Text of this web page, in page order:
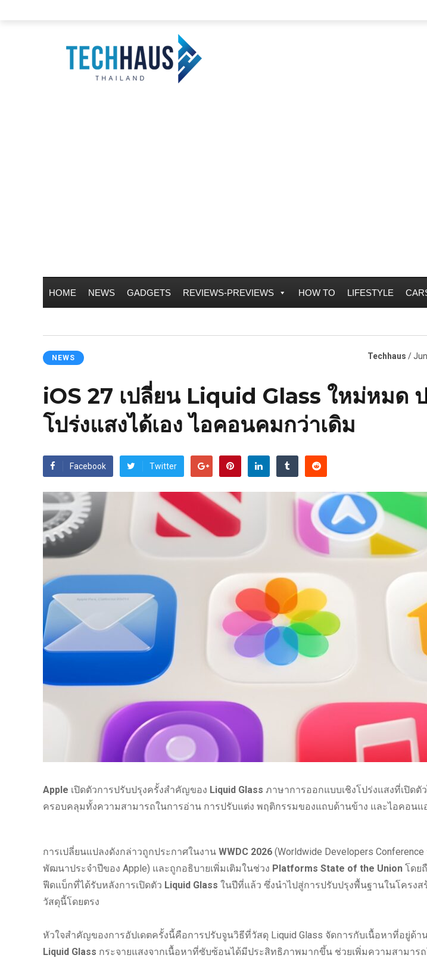
HOME NEWS GADGETS REVIEWS-PREVIEWS HOW TO LIFESTYLE
NEWS Techhaus /
iOS 27 เปลี่ยน Liquid Glass ใหม่หมด
โปร่งแสงได้เอง ไอคอนคมกว่าเดิม
Facebook Twitter
Apple เปิดตัวการปรับปรุงครั้งสำคัญของ Liquid Glass ภาษาการออกแบบเชิงโปร่งแสงที่เปิดตั
ครอบคลุมทั้งความสามารถในการอ่าน การปรับแต่ง พฤติกรรมของแถบด้านข้าง และไอคอนแ
การเปลี่ยนแปลงดังกล่าวถูกประกาศในงาน WWDC 2026 (Worldwide Developers
พัฒนาประจำปีของ Apple) และถูกอธิบายเพิ่มเติมในช่วง Platforms State of the Union โดย
ฟีดแบ็กที่ได้รับหลังการเปิดตัว Liquid Glass ในปีที่แล้ว ซึ่งนำไปสู่การปรับปรุงพื้นฐานในโครงส
วัสดุนี้โดยตรง
หัวใจสำคัญของการอัปเดตครั้งนี้คือการปรับจูนวิธีที่วัสดุ Liquid Glass จัดการกับเนื้อหาที่อยู่ด้า
Liquid Glass กระจายแสงจากเนื้อหาที่ซับซ้อนได้มีประสิทธิภาพมากขึ้น ช่วยเพิ่มความสามาร